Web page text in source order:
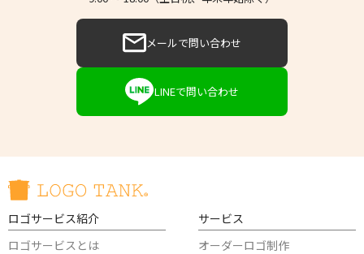
メールで問い合わせ
LINEで問い合わせ
ロゴサービス紹介
ロゴサービスとは
サービス
オーダーロゴ制作